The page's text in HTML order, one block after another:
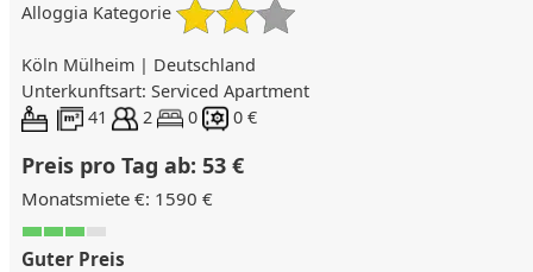
Alloggia Kategorie
Köln Mülheim | Deutschland
Unterkunftsart: Serviced Apartment
41
2 0 0 €
Preis pro Tag ab: 53 €
Monatsmiete €: 1590 €
Guter Preis